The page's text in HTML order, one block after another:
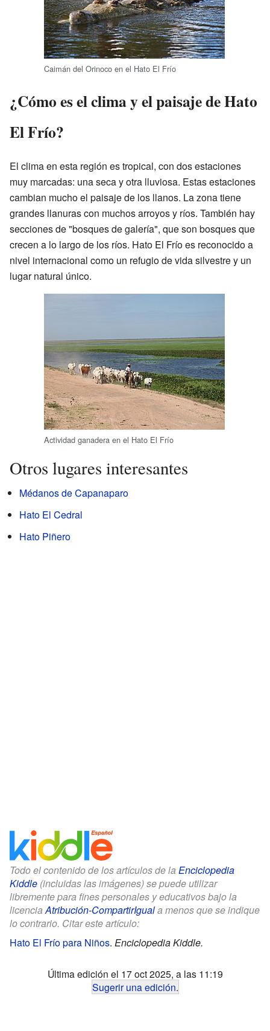
Caimán del Orinoco en el Hato El Frío
¿Cómo es el clima y el paisaje de Hato
El Frío?
El clima en esta región es tropical, con dos estaciones
muy marcadas: una seca y otra lluviosa. Estas estaciones
cambian mucho el paisaje de los llanos. La zona tiene
grandes llanuras con muchos arroyos y ríos. También hay
secciones de "bosques de galería", que son bosques que
crecen a lo largo de los ríos. Hato El Frío es reconocido a
nivel internacional como un refugio de vida silvestre y un
lugar natural único.
Actividad ganadera en el Hato El Frío
Otros lugares interesantes
Médanos de Capanaparo
Hato El Cedral
Hato Piñero
Todo el contenido de los artículos de la Enciclopedia
Kiddle (incluidas las imágenes) se puede utilizar
libremente para fines personales y educativos bajo la
licenciaAtribución-CompartirIguala menos que se indique
lo contrario. Citar este artículo:
Hato El Frío para Niños. Enciclopedia Kiddle.
Última edición el 17 oct 2025, a las 11:19
Sugerir una edición.